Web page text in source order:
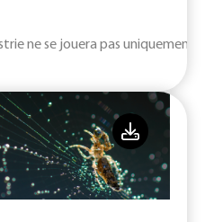
ne se jouera pas uniquement